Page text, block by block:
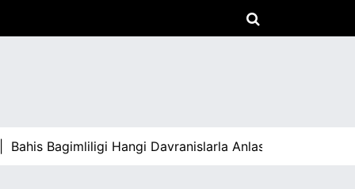
Bagimliligi Hangi Davranislarla Anlasilir |